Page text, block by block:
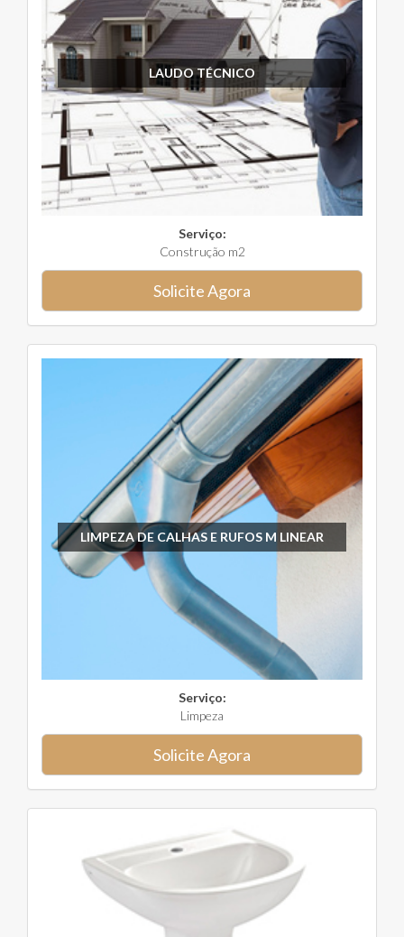
LAUDO TÉCNICO
Serviço:
Construção m2
Solicite Agora
LIMPEZA DE CALHAS E RUFOS M LINEAR
Serviço:
Limpeza
Solicite Agora